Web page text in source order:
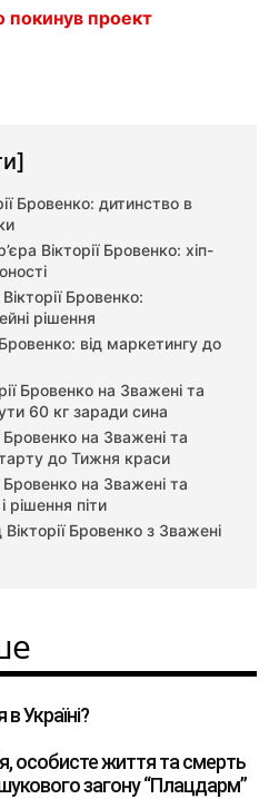
покинув проект
Бровенко: дитинство в
Вікторії Бровенко: хіп-
Бровенко:
рішення
Бровенко: від маркетингу до
Бровенко на Зважені та
60 кг заради сина
Бровенко на Зважені та
до Тижня краси
Бровенко на Зважені та
рішення піти
Вікторії Бровенко з Зважені
Україні?
особисте життя та смерть
загону “Плацдарм”